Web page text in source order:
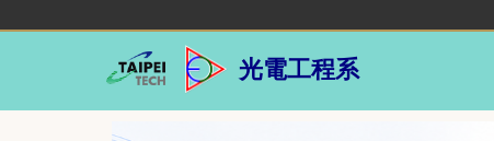
內
光電工程系